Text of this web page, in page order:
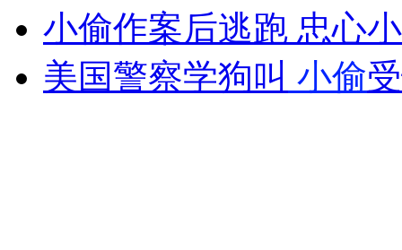
无痛分娩是否安全 医生回应
小偷作案后逃跑 忠心
美国警察学狗叫 小偷